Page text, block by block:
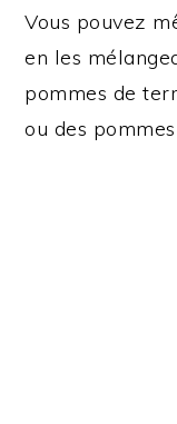
Vous pouvez
en les
pommes de
ou des